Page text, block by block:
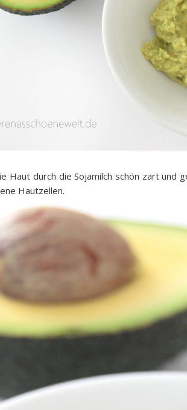
Haut durch die Sojamilch schön zart und
Hautzellen.